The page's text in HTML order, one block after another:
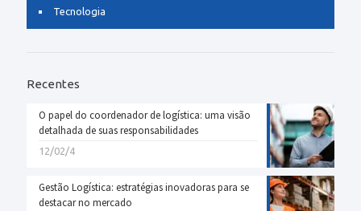
Tecnologia
Recentes
O papel do coordenador de logística: uma visão
detalhada de suas responsabilidades
12/02/4
Gestão Logística: estratégias inovadoras para se
destacar no mercado